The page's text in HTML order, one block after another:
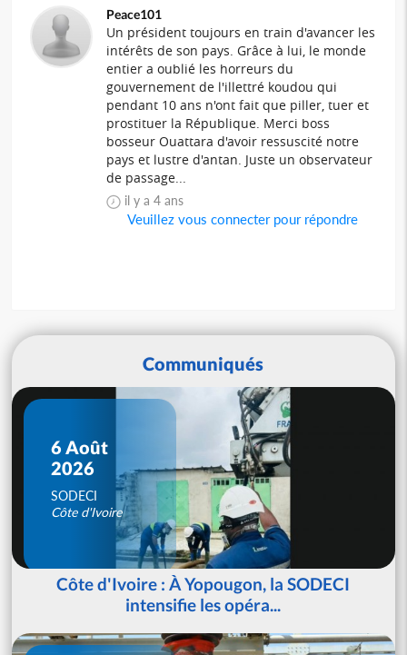
Peace101
Un président toujours en train d'avancer les
intérêts de son pays. Grâce à lui, le monde
entier a oublié les horreurs du
gouvernement de l'illettré koudou qui
pendant 10 ans n'ont fait que piller, tuer et
prostituer la République. Merci boss
bosseur Ouattara d'avoir ressuscité notre
pays et lustre d'antan. Juste un observateur
de passage...
il y a 4 ans
Veuillez vous connecter pour répondre
Communiqués
6 Août
2026
SODECI
Côte d'Ivoire
Côte d'Ivoire : À Yopougon, la SODECI
intensifie les opéra...